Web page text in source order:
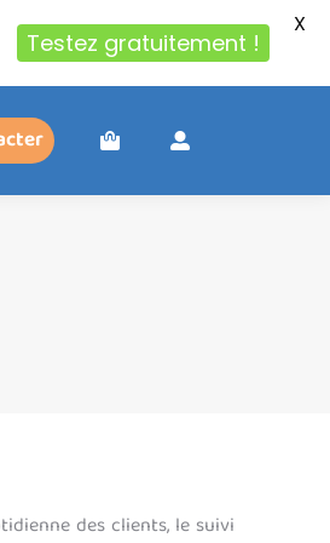
des clients, le suivi
Testez gratuitement !
X